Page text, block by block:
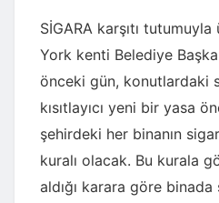
SİGARA karşıtı
York kenti Belediye
önceki gün, konutlardaki
kısıtlayıcı yeni bir yasa
şehirdeki her binanın
kuralı olacak. Bu kurala
aldığı karara göre